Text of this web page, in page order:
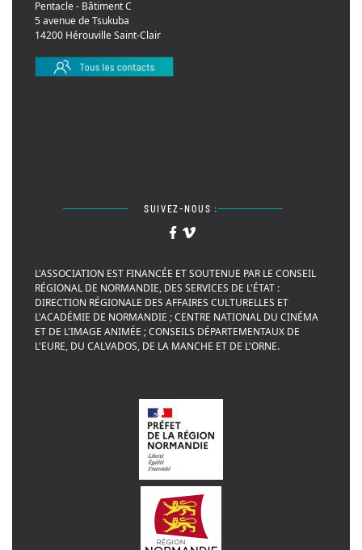
Pentacle - Bâtiment C
5 avenue de Tsukuba
14200 Hérouville Saint-Clair
SUIVEZ-NOUS :
L'ASSOCIATION EST FINANCÉE ET SOUTENUE PAR LE CONSEIL
RÉGIONAL DE NORMANDIE, DES SERVICES DE L'ÉTAT :
DIRECTION RÉGIONALE DES AFFAIRES CULTURELLES ET
L'ACADÉMIE DE NORMANDIE ; CENTRE NATIONAL DU CINÉMA
ET DE L'IMAGE ANIMÉE ; CONSEILS DÉPARTEMENTAUX DE
L'EURE, DU CALVADOS, DE LA MANCHE ET DE L'ORNE.